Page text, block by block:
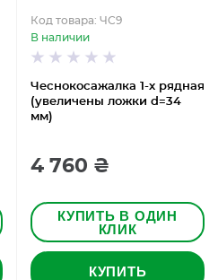
Чеснокосажалка 1-х рядная
(увеличены ложки d=34
мм)
Код товара: ЧС9
В наличии
4 760 ₴
КУПИТЬ В ОДИН
КЛИК
КУПИТЬ